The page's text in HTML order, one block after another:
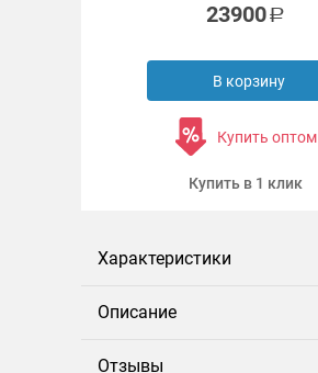
23900
В корзину
Купить оптом
Купить в 1 клик
Характеристики
Описание
Отзывы